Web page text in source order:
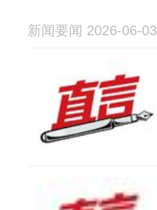
新闻要闻 2026-06-03